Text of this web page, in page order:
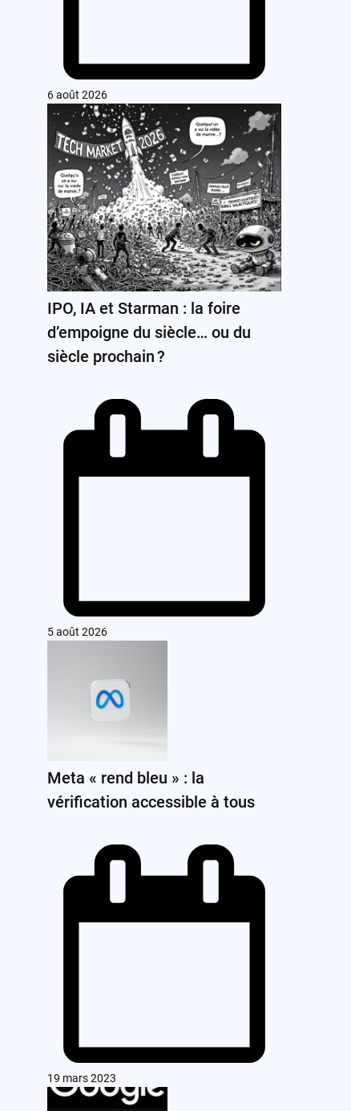
6 août 2026
IPO, IA et Starman : la foire
d’empoigne du siècle… ou du
siècle prochain ?
5 août 2026
Meta « rend bleu » : la
vérification accessible à tous
19 mars 2023